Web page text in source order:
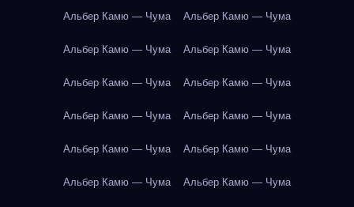
Альбер Камю — Чума Альбер Камю — Чума
Альбер Камю — Чума Альбер Камю — Чума
Альбер Камю — Чума Альбер Камю — Чума
Альбер Камю — Чума Альбер Камю — Чума
Альбер Камю — Чума Альбер Камю — Чума
Альбер Камю — Чума Альбер Камю — Чума